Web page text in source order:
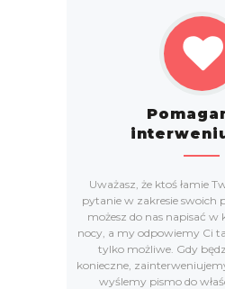
Uważasz, że ktoś łamie
pytanie w zakresie swoich
możesz do nas napisać w
nocy, a my odpowiemy Ci
tylko możliwe. Gdy
konieczne,
wyślemy pismo do